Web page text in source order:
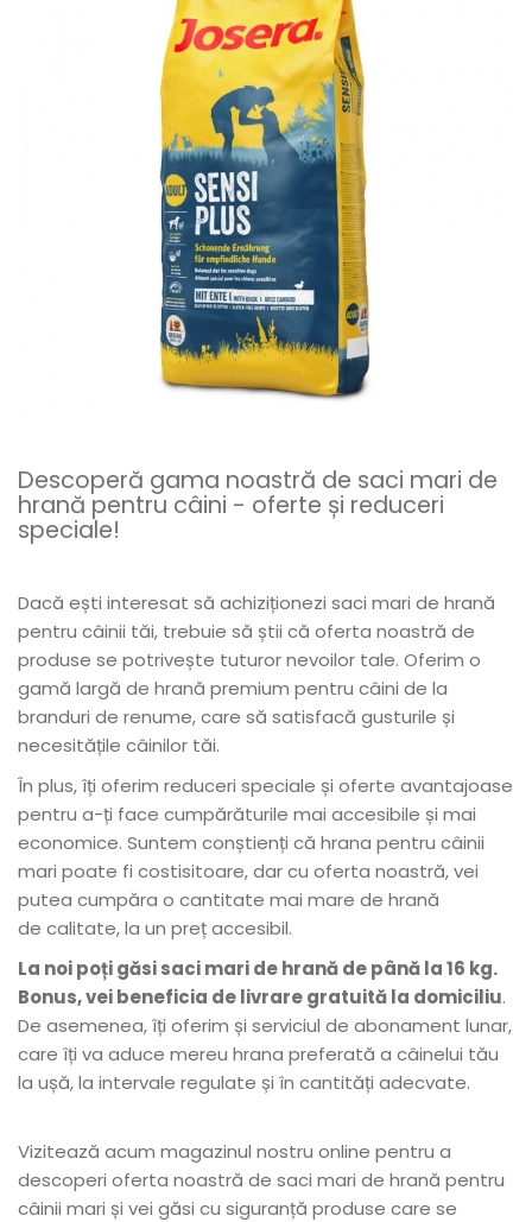
Descoperă gama noastră de saci mari de
hrană pentru câini - oferte și reduceri
speciale!
Dacă ești interesat să achiziționezi saci mari de hrană
pentru câinii tăi, trebuie să știi că oferta noastră de
produse se potrivește tuturor nevoilor tale. Oferim o
gamă largă de hrană premium pentru câini de la
branduri de renume, care să satisfacă gusturile și
necesitățile câinilor tăi.
În plus, îți oferim reduceri speciale și oferte avantajoase
pentru a-ți face cumpărăturile mai accesibile și mai
economice. Suntem conștienți că hrana pentru câinii
mari poate fi costisitoare, dar cu oferta noastră, vei
putea cumpăra o cantitate mai mare de hrană
de calitate, la un preț accesibil.
La noi poți găsi saci mari de hrană de până la 16 kg.
Bonus, vei beneficia de livrare gratuită la domiciliu.
De asemenea, îți oferim și serviciul de abonament lunar,
care îți va aduce mereu hrana preferată a câinelui tău
la ușă, la intervale regulate și în cantități adecvate.
Vizitează acum magazinul nostru online pentru a
descoperi oferta noastră de saci mari de hrană pentru
câinii mari și vei găsi cu siguranță produse care se